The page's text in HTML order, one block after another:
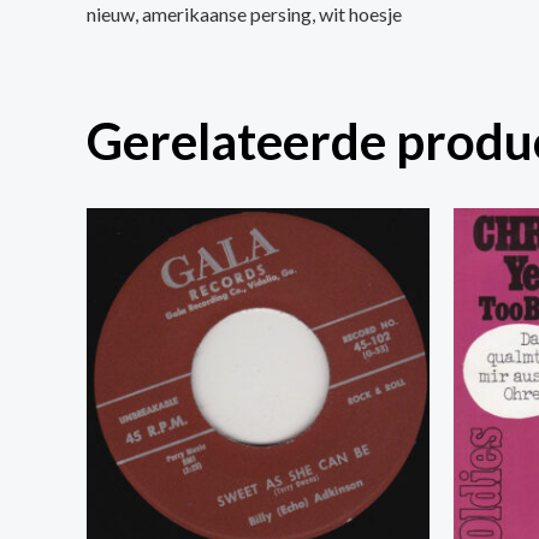
nieuw, amerikaanse persing, wit hoesje
Gerelateerde